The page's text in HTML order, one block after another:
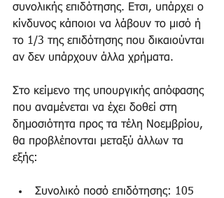
συνολικής επιδότησης. Ετσι, υπάρχει ο
κίνδυνος κάποιοι να λάβουν το μισό ή
το 1/3 της επιδότησης που δικαιούνται
αν δεν υπάρχουν άλλα χρήματα.
Στο κείμενο της υπουργικής απόφασης
που αναμένεται να έχει δοθεί στη
δημοσιότητα προς τα τέλη Νοεμβρίου,
θα προβλέπονται μεταξύ άλλων τα
εξής:
Συνολικό ποσό επιδότησης: 105